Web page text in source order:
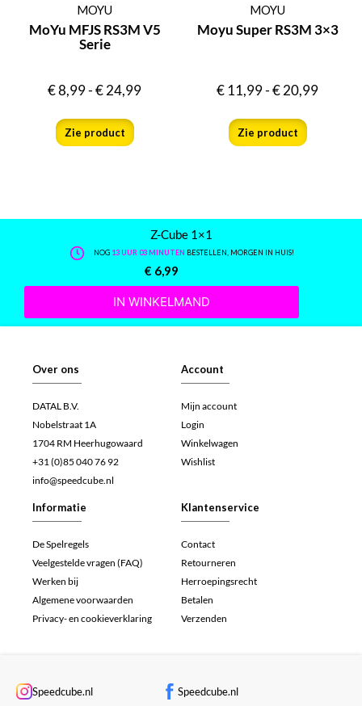
MOYU
MoYu MFJS RS3M V5
Serie
€8,99-€24,99
Zie product
MOYU
Moyu Super RS3M 3×3
€11,99-€20,99
Zie product
Z-Cube 1×1
NOG 13 UUR 03 MINUTEN BESTELLEN, MORGEN IN HUIS!
€ 6,99
IN WINKELMAND
Over ons
DATAL B.V.
Nobelstraat 1A
1704 RM Heerhugowaard
+31 (0)85 040 76 92
info@speedcube.nl
Account
Mijn account
Login
Winkelwagen
Wishlist
Informatie
De Spelregels
Veelgestelde vragen (FAQ)
Werken bij
Algemene voorwaarden
Privacy- en cookieverklaring
Klantenservice
Contact
Retourneren
Herroepingsrecht
Betalen
Verzenden
Speedcube.nl Speedcube.nl